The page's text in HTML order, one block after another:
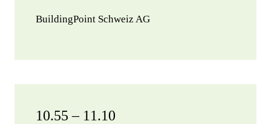
BuildingPoint Schweiz AG
10.55 – 11.10